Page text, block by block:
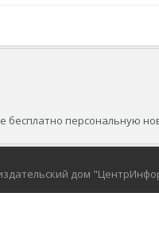
персональную
дом